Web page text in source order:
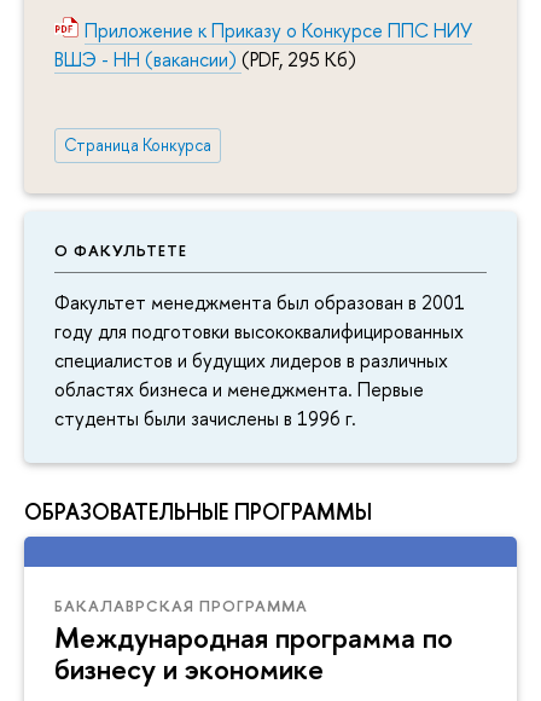
Приложение к Приказу о Конкурсе ППС НИУ
ВШЭ - НН (вакансии) (PDF, 295 Кб)
Страница Конкурса
О ФАКУЛЬТЕТЕ
Факультет менеджмента был образован в 2001
году для подготовки высококвалифицированных
специалистов и будущих лидеров в различных
областях бизнеса и менеджмента. Первые
студенты были зачислены в 1996 г.
ОБРАЗОВАТЕЛЬНЫЕ ПРОГРАММЫ
БАКАЛАВРСКАЯ ПРОГРАММА
Международная программа по
бизнесу и экономике